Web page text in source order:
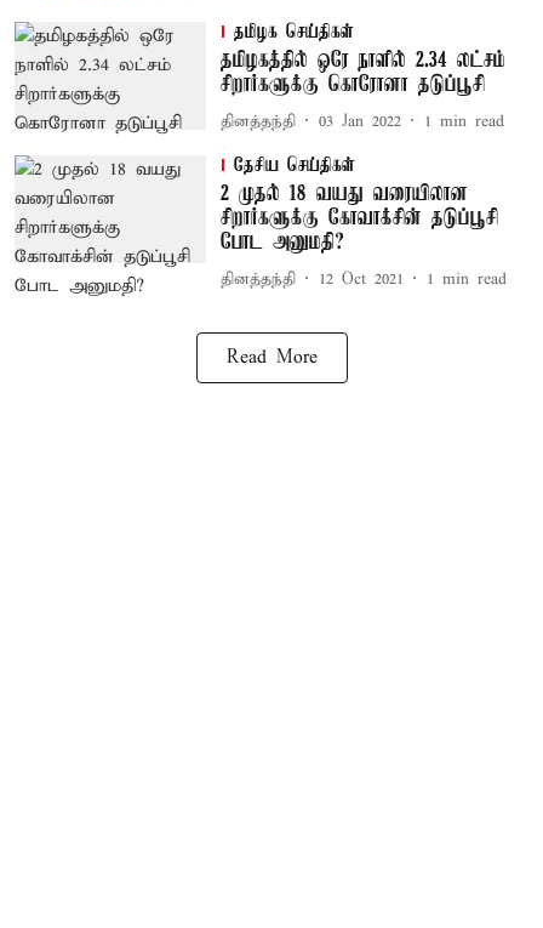
தமிழக செய்திகள்
தமிழகத்தில் ஒரே நாளில் 2.34 லட்சம்
சிறார்களுக்கு கொரோனா தடுப்பூசி
தினத்தந்தி 03 Jan 2022 1 min read
தேசிய செய்திகள்
2 முதல் 18 வயது வரையிலான
சிறார்களுக்கு கோவாக்சின் தடுப்பூசி
போட அனுமதி?
தினத்தந்தி 12 Oct 2021 1 min read
Read More